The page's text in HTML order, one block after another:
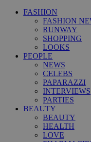
FASHION
FASHION
RUNWAY
SHOPPING
LOOKS
PEOPLE
NEWS
CELEBS
PAPARAZZI
INTERVIEWS
PARTIES
BEAUTY
BEAUTY
HEALTH
LOVE